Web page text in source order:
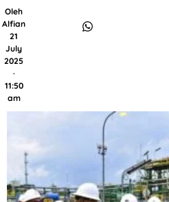
Oleh
Alfian
21
July
2025
·
11:50
am